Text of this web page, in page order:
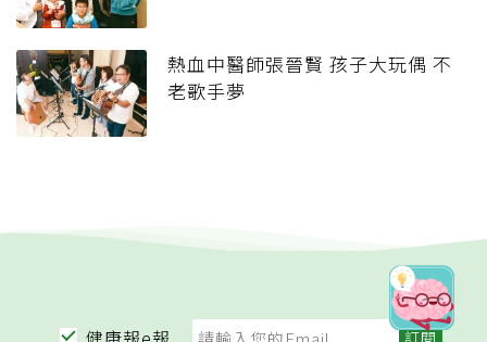
熱血中醫師張晉賢 孩子大玩偶 不
老歌手夢